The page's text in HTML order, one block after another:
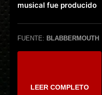
musical fue producido
FUENTE: BLABBERMOUTH
LEER COMPLETO